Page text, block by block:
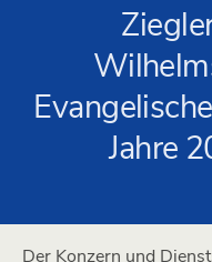
Jahre
Der Konzern und